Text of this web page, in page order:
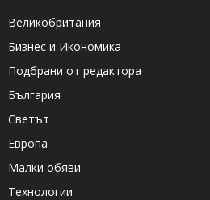
Великобритания
Бизнес и Икономика
Подбрани от редактора
България
Светът
Европа
Малки обяви
Технологии